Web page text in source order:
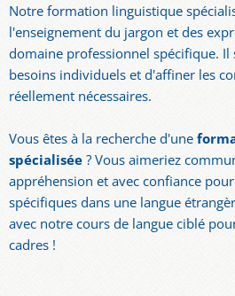
Notre formation linguistique
l'enseignement du jargon et des
domaine professionnel spécifique.
besoins individuels et d'affiner les
réellement nécessaires.
Vous êtes à la recherche d'une
spécialisée? Vous aimeriez
appréhension et avec confiance
spécifiques dans une langue
avec notre cours de langue ciblé
cadres !